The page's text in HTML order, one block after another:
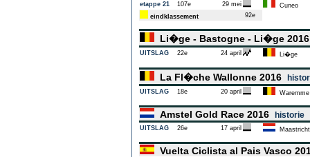
etappe 21
107e 29 mei
Cuneo
eindklassement
92e
Li�ge - Bastogne - Li�ge
UITSLAG 22e 24 april Li�ge
La Fl�che Wallonne 2016
UITSLAG 18e 20 april Waremme
Amstel Gold Race 2016 historie
UITSLAG 26e 17 april Maastricht
Vuelta Ciclista al Pais Vasco